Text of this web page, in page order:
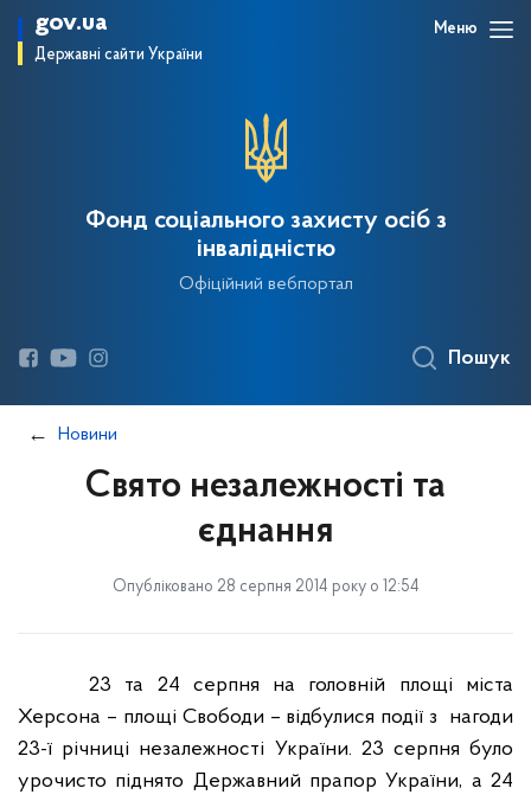
gov.ua
Державні сайти України
Меню
Фонд соціального захисту осіб з
інвалідністю
Офіційний вебпортал
Пошук
Новини
Свято незалежності та
єднання
Опубліковано 28 серпня 2014 року о 12:54
23 та 24 серпня на головній площі міста
Херсона – площі Свободи – відбулися події з
нагоди
23-ї річниці незалежності України. 23 серпня було
урочисто піднято Державний прапор України, а 24